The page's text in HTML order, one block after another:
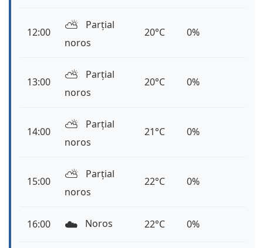
12:00 ⛅️
Parțial
noros
20°C 0%
13:00 ⛅️
Parțial
noros
20°C 0%
14:00 ⛅️
Parțial
noros
21°C 0%
15:00 ⛅️
Parțial
noros
22°C 0%
16:00 ☁️ Noros 22°C 0%